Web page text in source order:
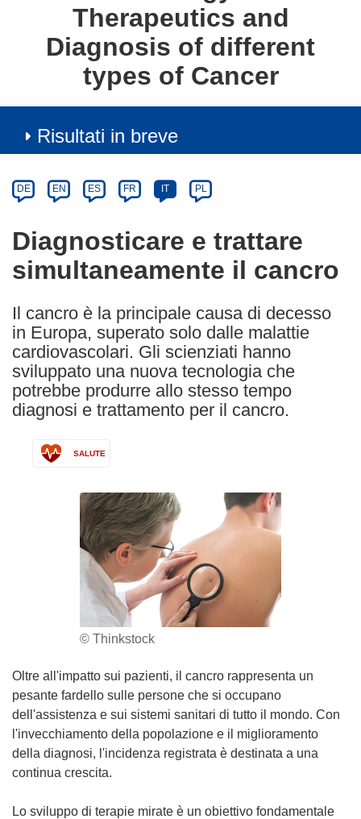
Therapeutics and
Diagnosis of different
types of Cancer
Risultati in breve
Category
Article
available
the
following
languages:
DE EN ES FR IT PL
Diagnosticare e trattare
simultaneamente il cancro
Il cancro è la principale causa di decesso
in Europa, superato solo dalle malattie
cardiovascolari. Gli scienziati hanno
sviluppato una nuova tecnologia che
potrebbe produrre allo stesso tempo
diagnosi e trattamento per il cancro.
SALUTE
© Thinkstock
Oltre all'impatto sui pazienti, il cancro rappresenta un
pesante fardello sulle persone che si occupano
dell'assistenza e sui sistemi sanitari di tutto il mondo. Con
l'invecchiamento della popolazione e il miglioramento
della diagnosi, l'incidenza registrata è destinata a una
continua crescita.
Lo sviluppo di terapie mirate è un obiettivo fondamentale